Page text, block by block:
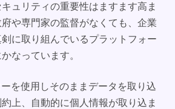
ュリティの重要性はますます高ま
や専門家の監督がなくても、企業
に取り組んでいるプラットフォー
なっています。
を使用しそのままデータを取り込
上、自動的に個人情報が取り込ま